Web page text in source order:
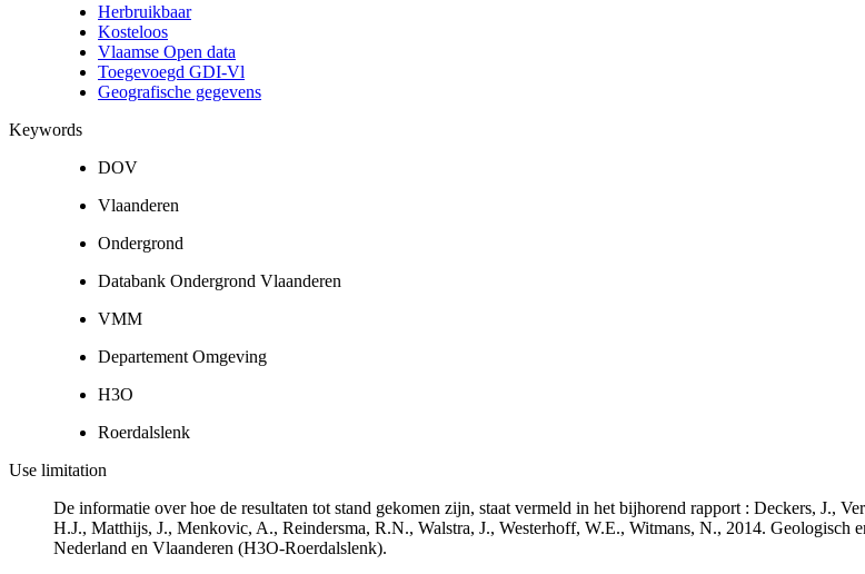
Herbruikbaar
Kosteloos
Vlaamse Open data
Toegevoegd GDI-Vl
Geografische gegevens
Keywords
DOV
Vlaanderen
Ondergrond
Databank Ondergrond Vlaanderen
VMM
Departement Omgeving
H3O
Roerdalslenk
Use limitation
De informatie over hoe de resultaten tot stand gekomen zijn, staat vermeld in het bijhorend rapport : Deckers, J.,
H.J., Matthijs, J., Menkovic, A., Reindersma, R.N., Walstra, J., Westerhoff, W.E., Witmans, N., 2014.
Nederland en Vlaanderen (H3O-Roerdalslenk).